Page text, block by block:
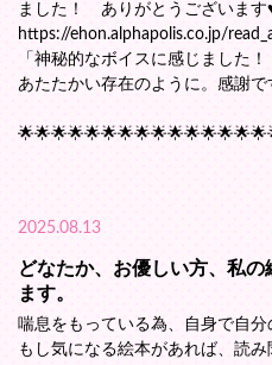
ました！ ありがとうございま
https://ehon.alphapolis.co.jp/
「神秘的なボイスに感じました
あたたかい存在のように。感謝で
2025.08.13
どなたか、お優しい方、私
ます。
喘息をもっている為、自身で自分
もし気になる絵本があれば、読